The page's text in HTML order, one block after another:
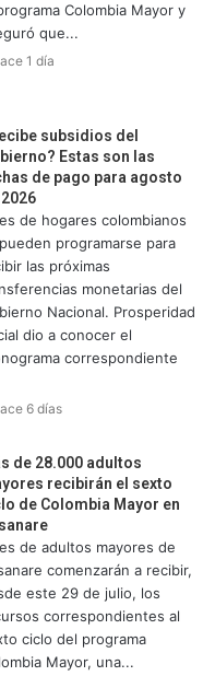
Colombia Mayor y
que...
1 día
subsidios del
Estas son las
de pago para agosto
de hogares colombianos
programarse para
las próximas
monetarias del
Nacional. Prosperidad
dio a conocer el
correspondiente
6 días
de 28.000 adultos
recibirán el sexto
de Colombia Mayor en
de adultos mayores de
comenzarán a recibir,
este 29 de julio, los
correspondientes al
ciclo del programa
Mayor, una...